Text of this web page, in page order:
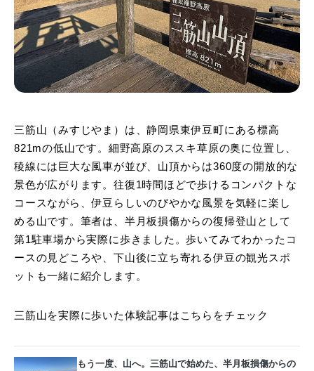
三筋山（みすじやま）は、静岡県東伊豆町にある標高
821mの低山です。細野高原のススキ草原の奥に位置し、
稜線には巨大な風車が並び、山頂からは360度の開放的な
景色が広がります。往復1時間ほどで歩けるコンパクトな
コースながら、伊豆らしいのびやかな風景を気軽に楽し
める山です。筆者は、半月板損傷からの復帰登山として
第1駐車場から実際に歩きました。歩いてみてわかったコ
ースの見どころや、下山後に立ち寄れる伊豆の観光スポ
ットも一緒に紹介します。
三筋山を実際に歩いた体験記事はこちらをチェック
もう一度、山へ。三筋山で始めた、半月板損傷からの